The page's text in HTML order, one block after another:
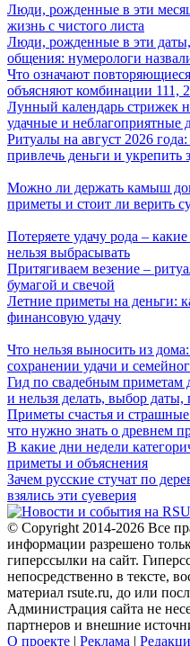
Люди, рожденные в эти
жизнь с чистого листа
Люди, рожденные в эти
общения: нумерологи
Что означают
объясняют комбинации 111,
Лунный календарь стрижек
удачные и неблагоприятные
Ритуалы на август 2026 года:
привлечь деньги и укрепить
Можно ли держать камыш
приметы и стоит ли верить
Потеряете удачу рода –
нельзя выбрасывать
Притягиваем везение –
бумагой и свечой
Летние приметы на деньги:
финансовую удачу
Что нельзя выносить из
сохранении удачи и
Гид по свадебным приметам
и нельзя делать, выбор
Приметы счастья и
что нужно знать о древнем
В какие дни недели
приметы и объяснения
Зачем русские стучат по
взялись эти суеверия
© Copyright 2014-2026 Все
информации разрешено
гиперссылки на сайт.
непосредственно в тексте,
материал rsute.ru, до или
Администрация сайта не
партнеров и внешние
О проекте | Реклама |